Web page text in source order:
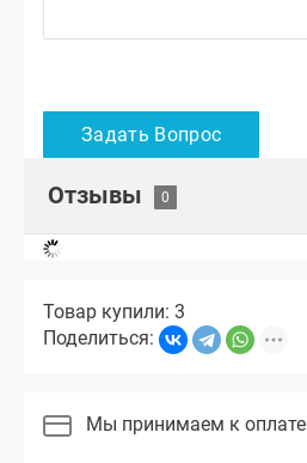
Отзывы
Товар купили: 3
Поделиться:
Мы принимаем к оплате